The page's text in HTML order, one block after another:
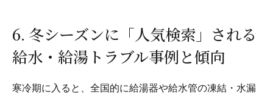
6. 冬シーズンに「人気検索」される
給水・給湯トラブル事例と傾向
寒冷期に入ると、全国的に給湯器や給水管の凍結・水漏